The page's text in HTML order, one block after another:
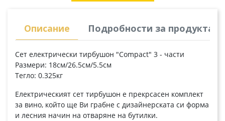
Описание Подробности за продукта
Сет електрически тирбушон "Compact" 3 - части
Размери: 18см/26.5см/5.5см
Тегло: 0.325кг
Електрическият сет тирбушон е прекрсасен комплект
за вино, който ще Ви грабне с дизайнерската си форма
и лесния начин на отваряне на бутилки.